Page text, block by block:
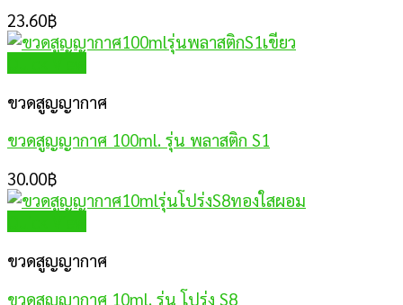
23.60฿
ขวดสูญญากาศ
ขวดสูญญากาศ 100ml. รุ่น พลาสติก S1
30.00฿
ขวดสูญญากาศ
ขวดสูญญากาศ 10ml. รุ่น โปร่ง S8